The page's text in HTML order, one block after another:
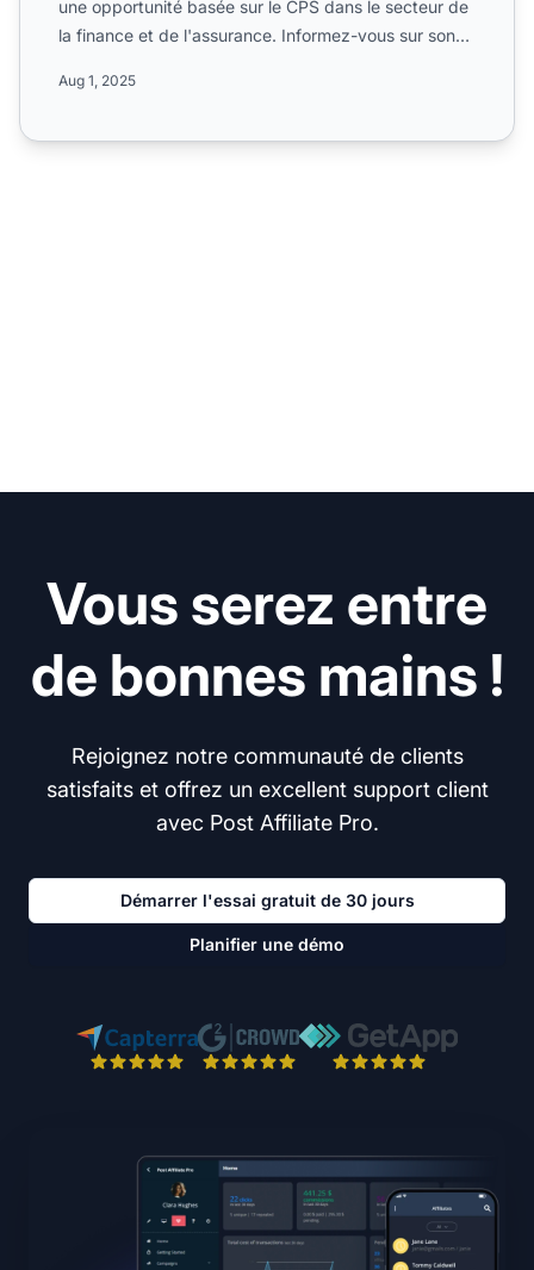
une opportunité basée sur le CPS dans le secteur de
la finance et de l'assurance. Informez-vous sur son
Aug 1, 2025
Vous serez entre
de bonnes mains !
Rejoignez notre communauté de clients
satisfaits et offrez un excellent support client
avec Post Affiliate Pro.
Démarrer l'essai gratuit de 30 jours
Planifier une démo